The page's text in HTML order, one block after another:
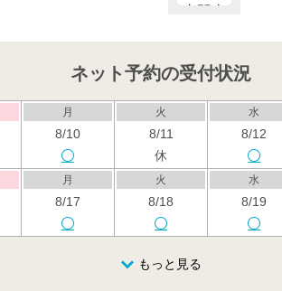
ネット予約の受付状況
月
8/10
火
8/11
休
水
8/12
月
8/17
火
8/18
水
8/19
8/25
もっと見る